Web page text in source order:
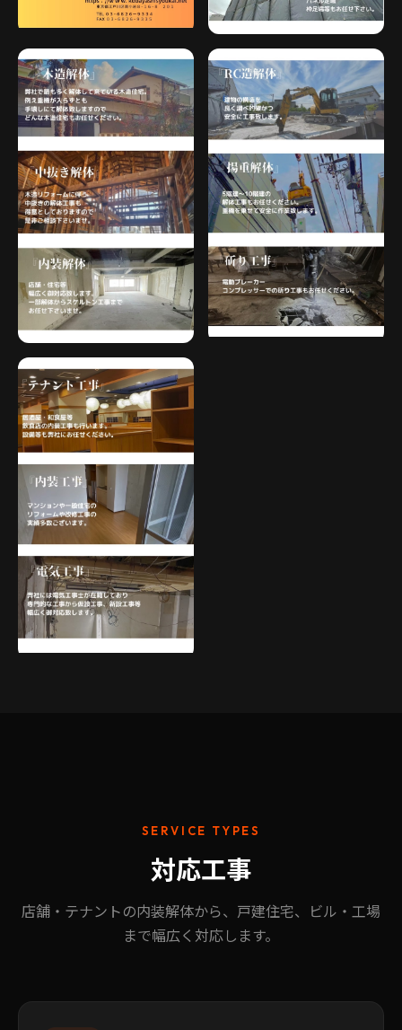
SERVICE TYPES
対応工事
店舗・テナントの内装解体から、戸建住宅、ビル・工場
まで幅広く対応します。